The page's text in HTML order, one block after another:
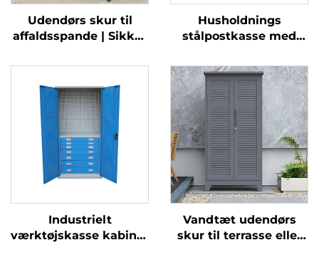
Udendørs skur til
affaldsspande | Sikker
til affaldsspinde
Husholdnings
stålpostkasse med
pakkeboks, udendørs
antityveri
leveringskabinet
Industrielt
værktøjskasse kabinet
Vandtæt udendørs
skur til terrasse eller